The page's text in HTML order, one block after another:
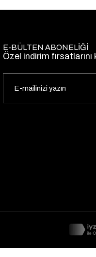
E-BÜLTEN ABONELİĞİ
Özel indirim